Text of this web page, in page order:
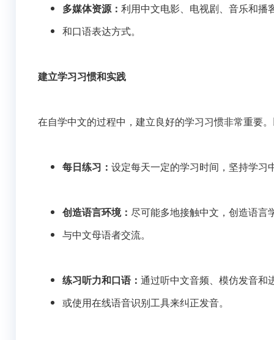
多媒体资源： 利用中文电影、电视剧、音乐和播
和口语表达方式。
建立学习习惯和实践
在自学中文的过程中，建立良好的学习习惯非常重要
每日练习： 设定每天一定的学习时间，坚持学习
创造语言环境： 尽可能多地接触中文，创造语言
与中文母语者交流。
练习听力和口语： 通过听中文音频、模仿发音和
或使用在线语音识别工具来纠正发音。